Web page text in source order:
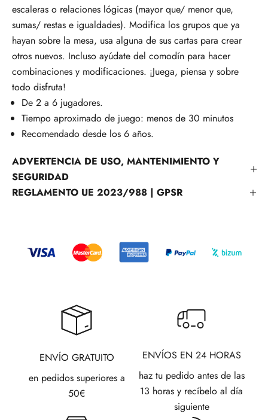
escaleras o relaciones lógicas (mayor que/ menor que,
sumas/ restas e igualdades). Modifica los grupos que ya
hayan sobre la mesa, usa alguna de sus cartas para crear
otros nuevos. Incluso ayúdate del comodín para hacer
combinaciones y modificaciones. ¡Juega, piensa y sobre
todo disfruta!
De 2 a 6 jugadores.
Tiempo aproximado de juego: menos de 30 minutos
Recomendado desde los 6 años.
ADVERTENCIA DE USO, MANTENIMIENTO Y
SEGURIDAD
REGLAMENTO UE 2023/988 | GPSR
ENVÍO GRATUITO
en pedidos superiores a
50€
ENVÍOS EN 24 HORAS
haz tu pedido antes de las
13 horas y recíbelo al día
siguiente